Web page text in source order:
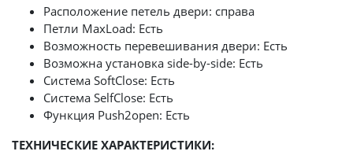
Расположение петель двери: справа
Петли MaxLoad: Есть
Возможность перевешивания двери: Есть
Возможна установка side-by-side: Есть
Система SoftClose: Есть
Система SelfClose: Есть
Функция Push2open: Есть
ТЕХНИЧЕСКИЕ ХАРАКТЕРИСТИКИ: